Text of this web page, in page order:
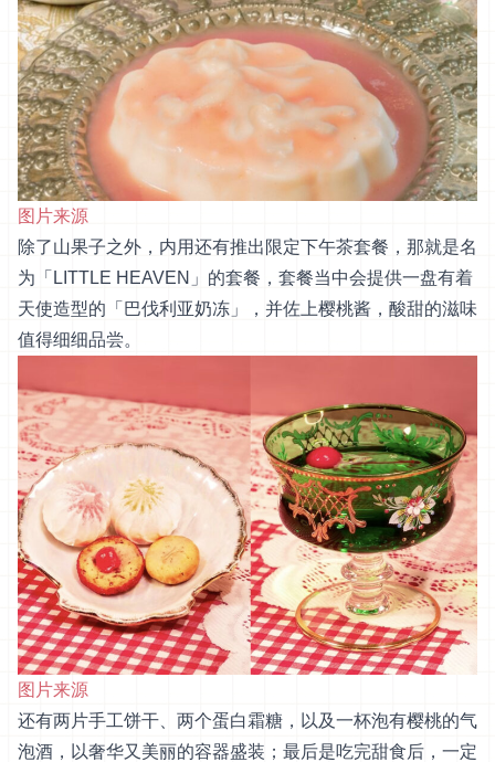
图片来源
除了山果子之外，内用还有推出限定下午茶套餐，那就是名
为「LITTLE HEAVEN」的套餐，套餐当中会提供一盘有着
天使造型的「巴伐利亚奶冻」，并佐上樱桃酱，酸甜的滋味
值得细细品尝。
图片来源
还有两片手工饼干、两个蛋白霜糖，以及一杯泡有樱桃的气
泡酒，以奢华又美丽的容器盛装；最后是吃完甜食后，一定